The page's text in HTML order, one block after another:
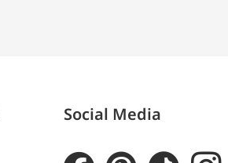
Social Media